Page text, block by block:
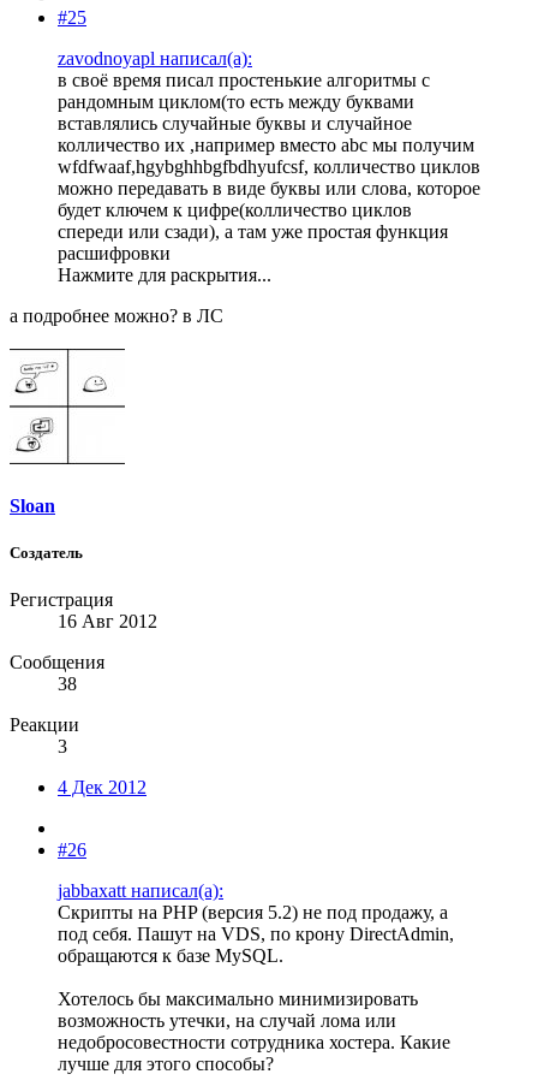
#25
zavodnoyapl написал(а):
в своё время писал простенькие алгоритмы с
рандомным циклом(то есть между буквами
вставлялись случайные буквы и случайное
колличество их ,например вместо abc мы получим
wfdfwaaf,hgybghhbgfbdhyufcsf, колличество циклов
можно передавать в виде буквы или слова, которое
будет ключем к цифре(колличество циклов
спереди или сзади), а там уже простая функция
расшифровки
Нажмите для раскрытия...
а подробнее можно? в ЛС
Sloan
Создатель
Регистрация
16 Авг 2012
Сообщения
38
Реакции
3
4 Дек 2012
#26
jabbaxatt написал(а):
Скрипты на PHP (версия 5.2) не под продажу, а
под себя. Пашут на VDS, по крону DirectAdmin,
обращаются к базе MySQL.
Хотелось бы максимально минимизировать
возможность утечки, на случай лома или
недобросовестности сотрудника хостера. Какие
лучше для этого способы?